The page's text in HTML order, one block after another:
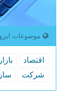
موضوعات
اقتصاد بازار
شركت